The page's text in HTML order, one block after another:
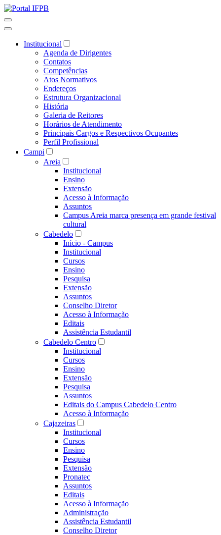
Institucional
Agenda de Dirigentes
Contatos
Competências
Atos Normativos
Endereços
Estrutura Organizacional
História
Galeria de Reitores
Horários de Atendimento
Principais Cargos e Respectivos Ocupantes
Perfil Profissional
Campi
Areia
Institucional
Ensino
Extensão
Acesso à Informação
Assuntos
Campus Areia marca presença em grande festival
cultural
Cabedelo
Início - Campus
Institucional
Cursos
Ensino
Pesquisa
Extensão
Assuntos
Conselho Diretor
Acesso à Informação
Editais
Assistência Estudantil
Cabedelo Centro
Institucional
Cursos
Ensino
Extensão
Pesquisa
Assuntos
Editais do Campus Cabedelo Centro
Acesso à Informação
Cajazeiras
Institucional
Cursos
Ensino
Pesquisa
Extensão
Pronatec
Assuntos
Editais
Acesso à Informação
Administração
Assistência Estudantil
Conselho Diretor